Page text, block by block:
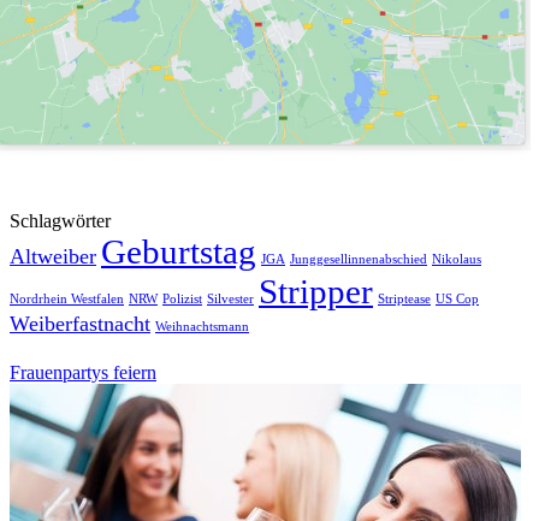
Schlagwörter
Altweiber Geburtstag JGA Junggesellinnenabschied Nikolaus
Nordrhein Westfalen NRW Polizist Silvester Stripper Striptease US Cop
Weiberfastnacht Weihnachtsmann
Frauenpartys feiern